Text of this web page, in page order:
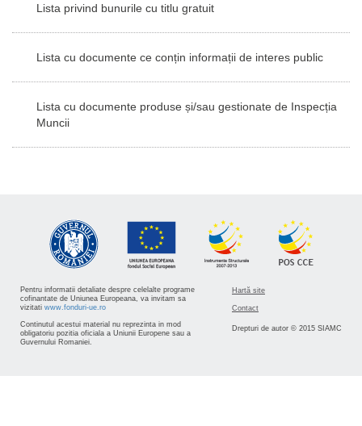
Lista privind bunurile cu titlu gratuit
Lista cu documente ce conțin informații de interes public
Lista cu documente produse și/sau gestionate de Inspecția
Muncii
Pentru informatii detaliate despre celelalte programe
cofinantate de Uniunea Europeana, va invitam sa
vizitati www.fonduri-ue.ro
Continutul acestui material nu reprezinta in mod
obligatoriu pozitia oficiala a Uniunii Europene sau a
Guvernului Romaniei.
Hartă site
Contact
Drepturi de autor © 2015 SIAMC